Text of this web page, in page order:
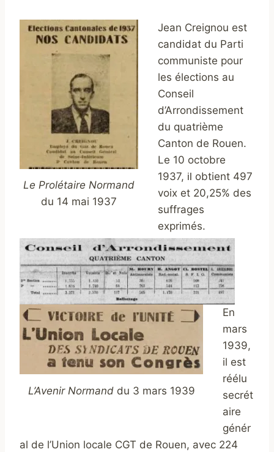
Le Prolétaire Normand
du 14 mai 1937
Jean Creignou est
candidat du Parti
communiste pour
les élections au
Conseil
d’Arrondissement
du quatrième
Canton de Rouen.
Le 10 octobre
1937, il obtient 497
voix et 20,25% des
suffrages
exprimés.
L’Avenir Normanddu 3 mars 1939
En
mars
1939,
il est
réélu
secrét
aire
génér
al de l’Union locale CGT de Rouen, avec 224